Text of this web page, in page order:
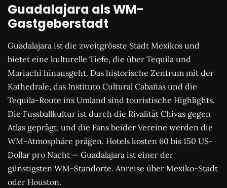
Guadalajara als WM-
Gastgeberstadt
Guadalajara ist die zweitgrösste Stadt Mexikos und
bietet eine kulturelle Tiefe, die über Tequila und
Mariachi hinausgeht. Das historische Zentrum mit der
Kathedrale, das Instituto Cultural Cabañas und die
Tequila-Route ins Umland sind touristische Highlights.
Die Fussballkultur ist durch die Rivalität Chivas gegen
Atlas geprägt, und die Fans beider Vereine werden die
WM-Atmosphäre prägen. Hotels kosten 60 bis 150 US-
Dollar pro Nacht — Guadalajara ist einer der
günstigsten WM-Standorte. Anreise über Mexiko-Stadt
oder Houston.